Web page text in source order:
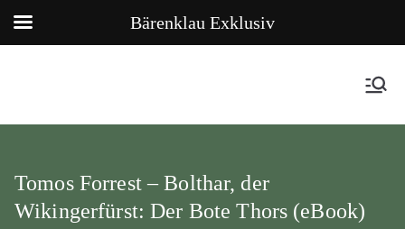
Tomos Forrest – Bolthar, der
Wikingerfürst: Der Bote Thors (eBook)
Bärenklau Exklusiv